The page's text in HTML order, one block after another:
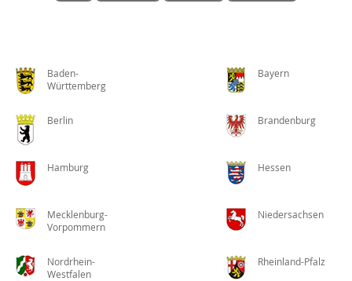
Baden-
Württemberg
Bayern
Berlin Brandenburg
Hamburg Hessen
Mecklenburg-
Vorpommern
Niedersachsen
Nordrhein-
Westfalen
Rheinland-Pfalz